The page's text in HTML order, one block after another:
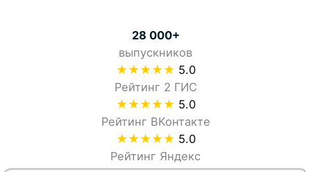
28 000+
выпускников
★★★★★ 5.0
Рейтинг 2 ГИС
★★★★★ 5.0
Рейтинг ВКонтакте
★★★★★ 5.0
Рейтинг Яндекс